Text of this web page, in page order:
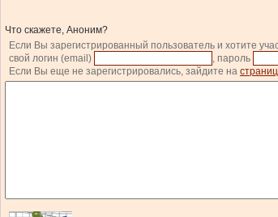
Что скажете, Аноним?
Если Вы зарегистрированный пользователь и хотите
свой логин (email)
, пароль
Если Вы еще не зарегистрировались, зайдите на